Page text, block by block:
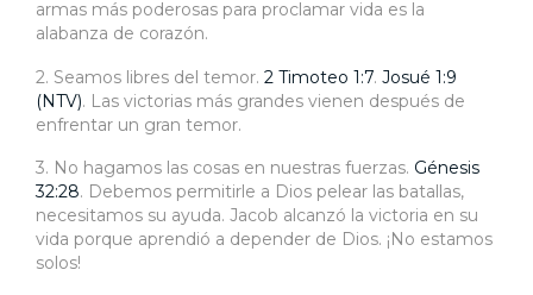
armas más poderosas para proclamar vida es la
alabanza de corazón.
2. Seamos libres del temor. 2 Timoteo 1:7. Josué 1:9
(NTV). Las victorias más grandes vienen después de
enfrentar un gran temor.
3. No hagamos las cosas en nuestras fuerzas. Génesis
32:28. Debemos permitirle a Dios pelear las batallas,
necesitamos su ayuda. Jacob alcanzó la victoria en su
vida porque aprendió a depender de Dios. ¡No estamos
solos!